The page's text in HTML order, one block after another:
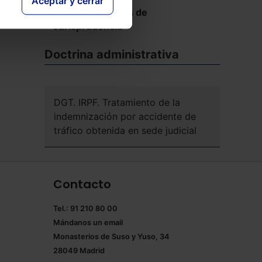
Ver más Reseñas de
Jurisprudencia
Doctrina administrativa
DGT. IRPF. Tratamiento de la
indemnización por accidente de
tráfico obtenida en sede judicial
Contacto
Tel.: 91 210 80 00
Mándanos un email
Monasterios de Suso y Yuso, 34
28049 Madrid